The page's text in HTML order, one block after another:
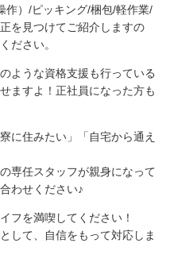
作）/ピッキング/梱包/軽作業/
を見つけてご紹介しますの
ださい。
ような資格支援も行っている
ますよ！正社員になった方も
に住みたい」「自宅から通え
専任スタッフが親身になって
わせください♪
フを満喫してください！
して、自信をもって対応しま